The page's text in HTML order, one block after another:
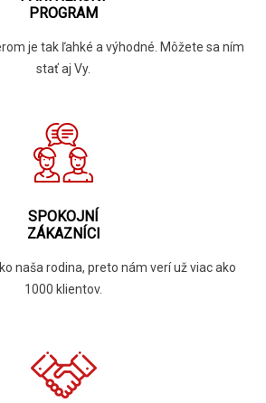
PROGRAM
je tak ľahké a výhodné. Môžete sa ním
stať aj Vy.
SPOKOJNÍ
ZÁKAZNÍCI
naša rodina, preto nám verí už viac ako
1000 klientov.